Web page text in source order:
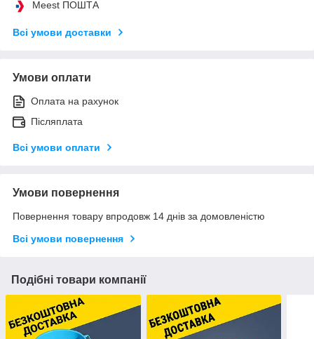
Meest ПОШТА
Всі умови доставки
Умови оплати
Оплата на рахунок
Післяплата
Всі умови оплати
Умови повернення
Повернення товару впродовж 14 днів за домовленістю
Всі умови повернення
Подібні товари компанії